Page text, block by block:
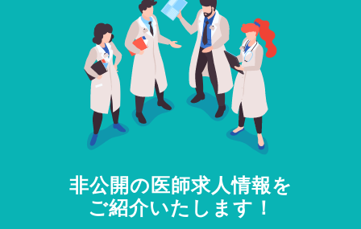
非公開の医師求人情報を
ご紹介いたします！